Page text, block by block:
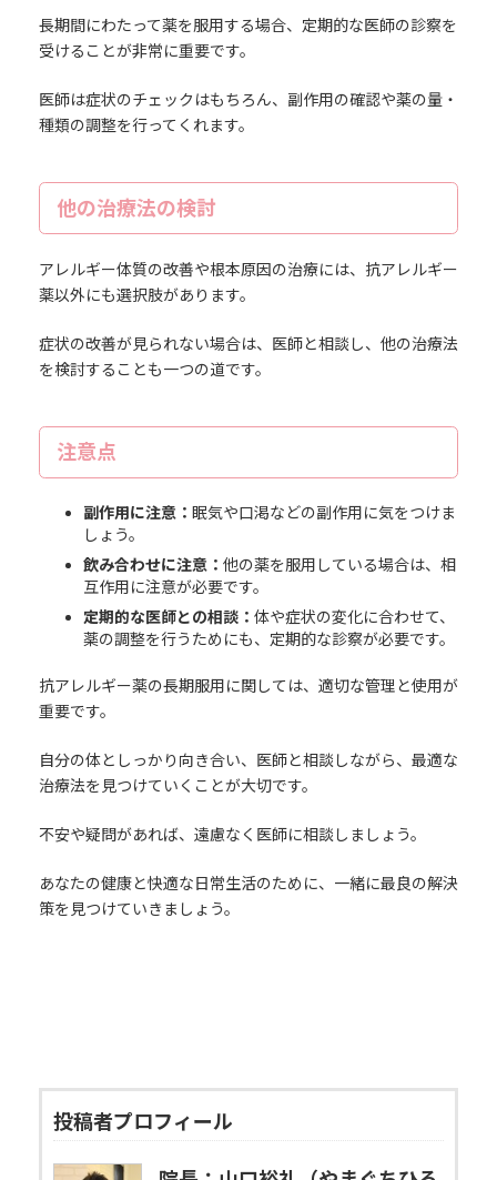
長期間にわたって薬を服用する場合、定期的な医師の診察を
受けることが非常に重要です。
医師は症状のチェックはもちろん、副作用の確認や薬の量・
種類の調整を行ってくれます。
他の治療法の検討
アレルギー体質の改善や根本原因の治療には、抗アレルギー
薬以外にも選択肢があります。
症状の改善が見られない場合は、医師と相談し、他の治療法
を検討することも一つの道です。
注意点
副作用に注意： 眠気や口渇などの副作用に気をつけま
しょう。
飲み合わせに注意： 他の薬を服用している場合は、相
互作用に注意が必要です。
定期的な医師との相談： 体や症状の変化に合わせて、
薬の調整を行うためにも、定期的な診察が必要です。
抗アレルギー薬の長期服用に関しては、適切な管理と使用が
重要です。
自分の体としっかり向き合い、医師と相談しながら、最適な
治療法を見つけていくことが大切です。
不安や疑問があれば、遠慮なく医師に相談しましょう。
あなたの健康と快適な日常生活のために、一緒に最良の解決
策を見つけていきましょう。
投稿者プロフィール